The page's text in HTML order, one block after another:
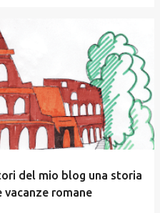
del mio blog una storia
romane